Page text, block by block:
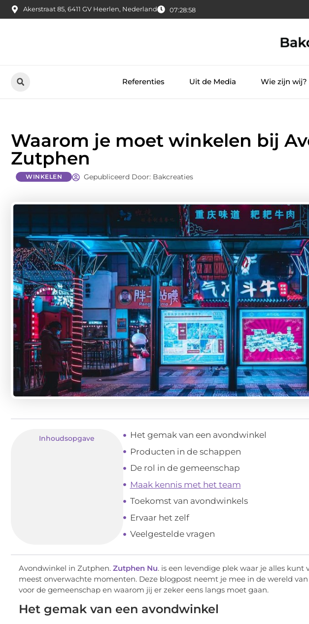
Akerstraat 85, 6411 GV Heerlen, Nederland 07:28:59
Referenties Uit de Media Wie zijn wij?
Waarom je moet winkelen bij
Zutphen
WINKELEN Gepubliceerd Door: Bakcreaties
Inhoudsopgave
Het gemak van een avondwinkel
Producten in de schappen
De rol in de gemeenschap
Maak kennis met het team
Toekomst van avondwinkels
Ervaar het zelf
Veelgestelde vragen
Avondwinkel in Zutphen. Zutphen Nu. is een levendige plek waar je alles
meest onverwachte momenten. Deze blogpost neemt je mee in de wereld
voor de gemeenschap en waarom jij er zeker eens langs moet gaan.
Het gemak van een avondwinkel